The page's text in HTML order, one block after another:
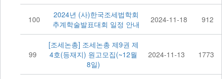
100
2024년 (사)한국조세법학회
추계학술발표대회 일정 안내
2024-11-18 912
99
[조세논총] 조세논총 제9권 제
4호(등재지) 원고모집(~12월
8일)
2024-11-13 1773